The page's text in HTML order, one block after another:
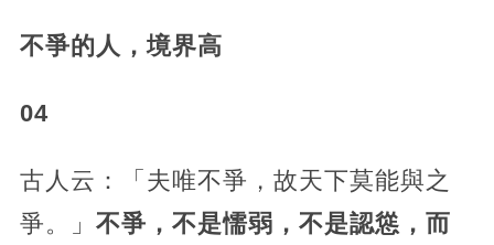
不爭的人，境界高
04
古人云：「夫唯不爭，故天下莫能與之
爭。」 不爭，不是懦弱，不是認慫，而